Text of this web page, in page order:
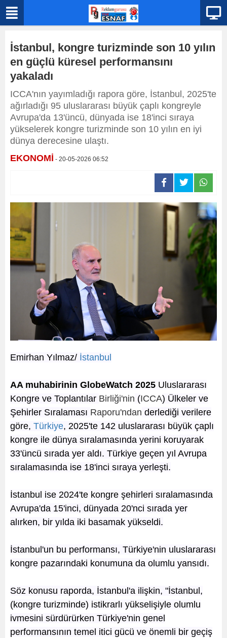
İstanbul, kongre turizminde son 10 yılın
en güçlü küresel performansını
yakaladı
ICCA'nın yayımladığı rapora göre, İstanbul, 2025'te
ağırladığı 95 uluslararası büyük çaplı kongreyle
Avrupa'da 13'üncü, dünyada ise 18'inci sıraya
yükselerek kongre turizminde son 10 yılın en iyi
dünya derecesine ulaştı.
EKONOMİ - 20-05-2026 06:52
Emirhan Yılmaz/ İstanbul
AA muhabirinin GlobeWatch 2025 Uluslararası
Kongre ve Toplantılar Birliği'nin (ICCA) Ülkeler ve
Şehirler Sıralaması Raporu'ndan derlediği verilere
göre, Türkiye, 2025'te 142 uluslararası büyük çaplı
kongre ile dünya sıralamasında yerini koruyarak
33'üncü sırada yer aldı. Türkiye geçen yıl Avrupa
sıralamasında ise 18'inci sıraya yerleşti.
İstanbul ise 2024'te kongre şehirleri sıralamasında
Avrupa'da 15'inci, dünyada 20'nci sırada yer
alırken, bir yılda iki basamak yükseldi.
İstanbul'un bu performansı, Türkiye'nin uluslararası
kongre pazarındaki konumuna da olumlu yansıdı.
Söz konusu raporda, İstanbul'a ilişkin, "İstanbul,
(kongre turizminde) istikrarlı yükselişiyle olumlu
ivmesini sürdürürken Türkiye'nin genel
performansının temel itici gücü ve önemli bir geçiş